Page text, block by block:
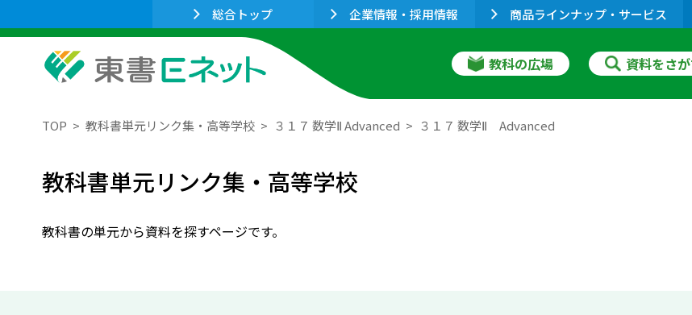
総合トップ 企業情報・採用情報 商品ラインナップ・サービス
教科の広場 資料をさ
TOP 教科書単元リンク集・高等学校 ３１７ 数学Ⅱ Advanced ３１７ 数学Ⅱ Advanced
教科書単元リンク集・高等学校
教科書の単元から資料を探すページです。